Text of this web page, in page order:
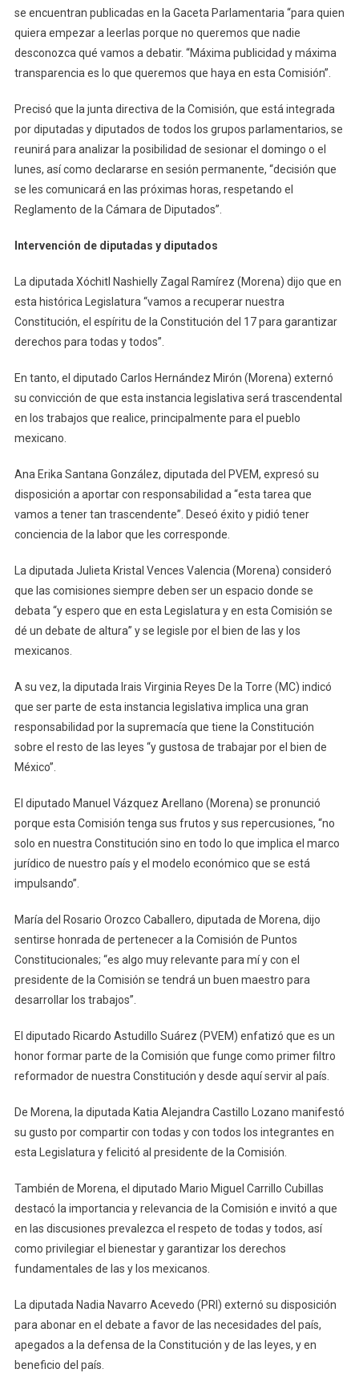
se encuentran publicadas en la Gaceta Parlamentaria “para quien
quiera empezar a leerlas porque no queremos que nadie
desconozca qué vamos a debatir. “Máxima publicidad y máxima
transparencia es lo que queremos que haya en esta Comisión”.
Precisó que la junta directiva de la Comisión, que está integrada
por diputadas y diputados de todos los grupos parlamentarios, se
reunirá para analizar la posibilidad de sesionar el domingo o el
lunes, así como declararse en sesión permanente, “decisión que
se les comunicará en las próximas horas, respetando el
Reglamento de la Cámara de Diputados”.
Intervención de diputadas y diputados
La diputada Xóchitl Nashielly Zagal Ramírez (Morena) dijo que en
esta histórica Legislatura “vamos a recuperar nuestra
Constitución, el espíritu de la Constitución del 17 para garantizar
derechos para todas y todos”.
En tanto, el diputado Carlos Hernández Mirón (Morena) externó
su convicción de que esta instancia legislativa será trascendental
en los trabajos que realice, principalmente para el pueblo
mexicano.
Ana Erika Santana González, diputada del PVEM, expresó su
disposición a aportar con responsabilidad a “esta tarea que
vamos a tener tan trascendente”. Deseó éxito y pidió tener
conciencia de la labor que les corresponde.
La diputada Julieta Kristal Vences Valencia (Morena) consideró
que las comisiones siempre deben ser un espacio donde se
debata “y espero que en esta Legislatura y en esta Comisión se
dé un debate de altura” y se legisle por el bien de las y los
mexicanos.
A su vez, la diputada Irais Virginia Reyes De la Torre (MC) indicó
que ser parte de esta instancia legislativa implica una gran
responsabilidad por la supremacía que tiene la Constitución
sobre el resto de las leyes “y gustosa de trabajar por el bien de
México”.
El diputado Manuel Vázquez Arellano (Morena) se pronunció
porque esta Comisión tenga sus frutos y sus repercusiones, “no
solo en nuestra Constitución sino en todo lo que implica el marco
jurídico de nuestro país y el modelo económico que se está
impulsando”.
María del Rosario Orozco Caballero, diputada de Morena, dijo
sentirse honrada de pertenecer a la Comisión de Puntos
Constitucionales; “es algo muy relevante para mí y con el
presidente de la Comisión se tendrá un buen maestro para
desarrollar los trabajos”.
El diputado Ricardo Astudillo Suárez (PVEM) enfatizó que es un
honor formar parte de la Comisión que funge como primer filtro
reformador de nuestra Constitución y desde aquí servir al país.
De Morena, la diputada Katia Alejandra Castillo Lozano manifestó
su gusto por compartir con todas y con todos los integrantes en
esta Legislatura y felicitó al presidente de la Comisión.
También de Morena, el diputado Mario Miguel Carrillo Cubillas
destacó la importancia y relevancia de la Comisión e invitó a que
en las discusiones prevalezca el respeto de todas y todos, así
como privilegiar el bienestar y garantizar los derechos
fundamentales de las y los mexicanos.
La diputada Nadia Navarro Acevedo (PRI) externó su disposición
para abonar en el debate a favor de las necesidades del país,
apegados a la defensa de la Constitución y de las leyes, y en
beneficio del país.